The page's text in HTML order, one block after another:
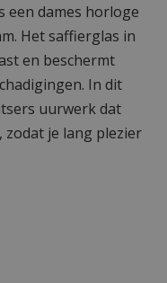
een dames horloge
Het saffierglas in
en beschermt
In dit
uurwerk dat
je lang plezier